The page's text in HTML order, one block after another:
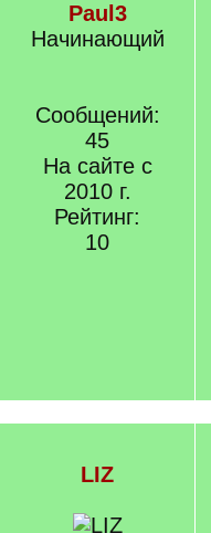
Paul3
Начинающий
Сообщений:
45
На сайте с
2010 г.
Рейтинг:
10
LIZ